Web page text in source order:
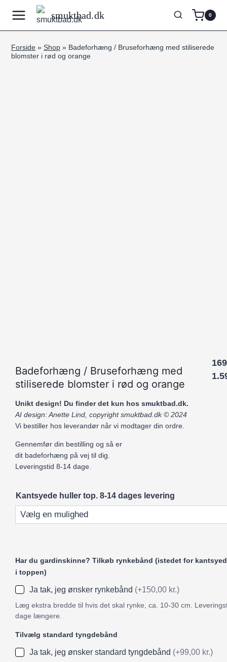
indhold
smuktbad.dk 0
Forside » Shop » Badeforhæng / Bruseforhæng med stiliserede
blomster i rød og orange
Badeforhæng / Bruseforhæng med
stiliserede blomster i rød og orange
Unikt design! Du finder det kun hos smuktbad.dk.
AI design: Anette Lind, copyright smuktbad.dk © 2024
Vi bestiller hos leverandør når vi modtager din ordre.
Gennemfør din bestilling og så er
dit badeforhæng på vej til dig.
Leveringstid 8-14 dage.
Kantsyede huller top. 8-14 dages levering
Har du gardinskinne? Tilkøb rynkebånd (istedet for
i toppen)
Ja tak, jeg ønsker rynkebånd (+150,00 kr.)
Læg ekstra bredde til hvis det skal rynke, ca. 10-30 cm.
dage længere.
Tilvælg standard tyngdebånd
Ja tak, jeg ønsker standard tyngdebånd (+99,00 kr.)